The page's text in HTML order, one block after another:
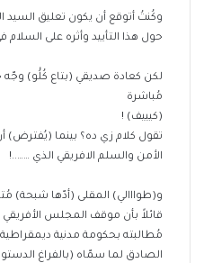
وكُنتُ أتوقع أن يكون تعليق السيد
حول هذا التأييد وأثره على السلام
لكن كعادة صديقي (بتاع كُلُْو) وجّه
مُباشرة
(كيييف) !
تقول كلام زي ده؟ بينما
الأمن والسلم الافريقي الذي ……..!
و(طوااالي) المقلى (أدّها شبحة)
مُطالبته بحكومة مدنية
الصادق لما سمّاه (بالفراغ